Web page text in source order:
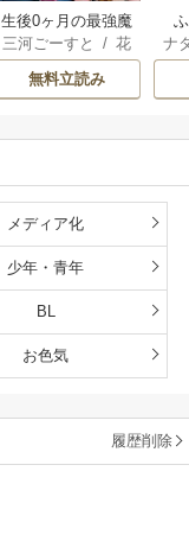
生後0ヶ月の最強魔
王 食べるだけ強
くなるチート能力
持ち転生者だけど
雄たちの母乳で成
三河ごーすと /花
房雪 / マップ
無料立読み
ナ
メディア化
少年・青年
BL
お色気
履歴削除